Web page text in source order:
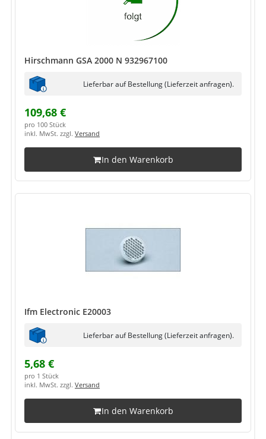
Hirschmann GSA 2000 N 932967100
Lieferbar auf Bestellung (Lieferzeit anfragen).
109,68 €
pro 100 Stück
inkl. MwSt. zzgl. Versand
In den Warenkorb
Ifm Electronic E20003
Lieferbar auf Bestellung (Lieferzeit anfragen).
5,68 €
pro 1 Stück
inkl. MwSt. zzgl. Versand
In den Warenkorb